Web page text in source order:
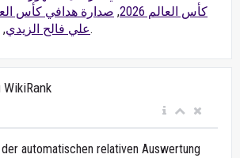
كأس العالم 2026
, صدارة هدافي كأس
علي فالح الزيدي, .
automatischen relativen Auswertung